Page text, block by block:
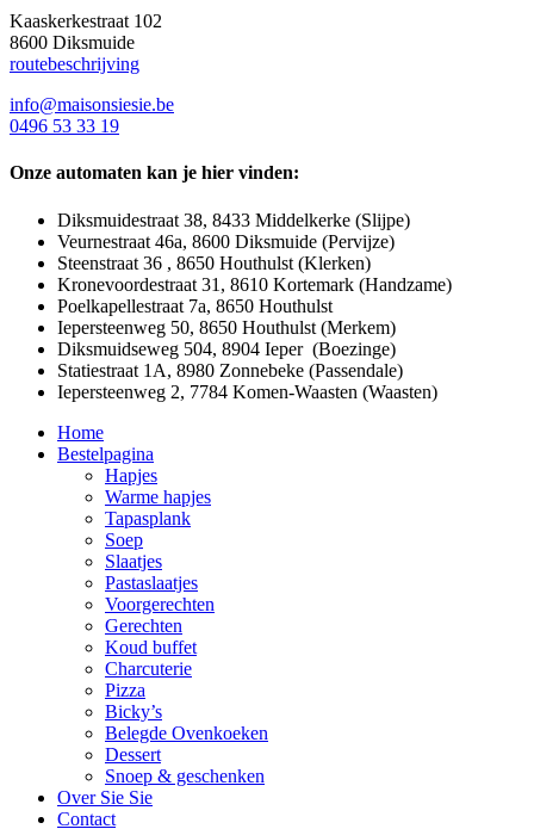
Kaaskerkestraat 102
8600 Diksmuide
routebeschrijving
info@maisonsiesie.be
0496 53 33 19
Onze automaten kan je hier vinden:
Diksmuidestraat 38, 8433 Middelkerke (Slijpe)
Veurnestraat 46a, 8600 Diksmuide (Pervijze)
Steenstraat 36 , 8650 Houthulst (Klerken)
Kronevoordestraat 31, 8610 Kortemark (Handzame)
Poelkapellestraat 7a, 8650 Houthulst
Iepersteenweg 50, 8650 Houthulst (Merkem)
Diksmuidseweg 504, 8904 Ieper (Boezinge)
Statiestraat 1A, 8980 Zonnebeke (Passendale)
Iepersteenweg 2, 7784 Komen-Waasten (Waasten)
Close
Menu
Home
Bestelpagina
Hapjes
Warme hapjes
Tapasplank
Soep
Slaatjes
Pastaslaatjes
Voorgerechten
Gerechten
Koud buffet
Charcuterie
Pizza
Bicky’s
Belegde Ovenkoeken
Dessert
Snoep & geschenken
Over Sie Sie
Contact